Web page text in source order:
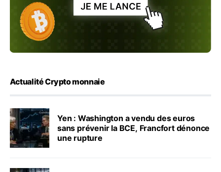
Actualité Crypto monnaie
Yen : Washington a vendu des euros
sans prévenir la BCE, Francfort dénonce
une rupture